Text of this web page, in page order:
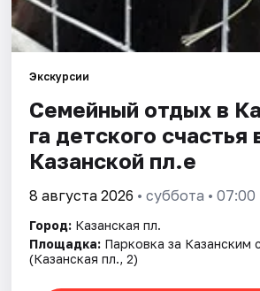
Экскурсии
Семейный отдых в
га детского счастья
Казанской пл.е
8 августа 2026 • суббота • 07:00
Город: Казанская пл.
Площадка: Парковка за Казанским
(Казанская пл., 2)